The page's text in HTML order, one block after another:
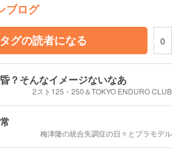
ブログ
グの読者になる
0
？そんなイメージないなあ
2スト125・250＆TOKYO ENDURO CLUB
梅津隆の統合失調症の日々とプラモデル